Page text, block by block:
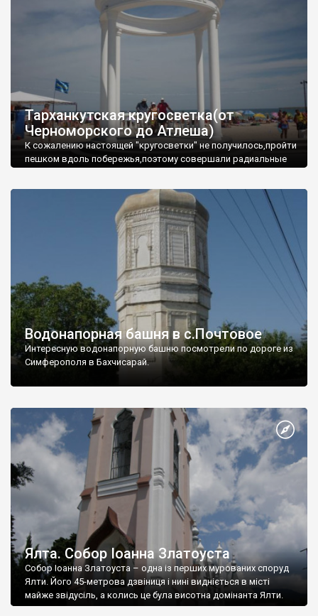
Тарханкутская кругосветка(от
Черноморского до Атлеша)
К сожалению настоящей "кругосветки" не получилось,пройти
пешком вдоль побережья,поэтому совершали радиальные
Водонапорная башня в с.Почтовое
Интересную водонапорную башню посмотрели по дороге из
Симферополя в Бахчисарай.
Ялта. Собор Іоанна Златоуста
Собор Іоанна Златоуста – одна із перших мурованих споруд
Ялти. Його 45-метрова дзвіниця і нині видніється в місті
майже звідусіль, а колись це була висотна домінанта Ялти.